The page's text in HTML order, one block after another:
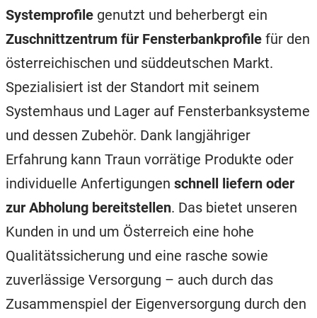
Systemprofile genutzt und beherbergt ein
Zuschnittzentrum für Fensterbankprofile für den
österreichischen und süddeutschen Markt.
Spezialisiert ist der Standort mit seinem
Systemhaus und Lager auf Fensterbanksysteme
und dessen Zubehör. Dank langjähriger
Erfahrung kann Traun vorrätige Produkte oder
individuelle Anfertigungen schnell liefern oder
zur Abholung bereitstellen. Das bietet unseren
Kunden in und um Österreich eine hohe
Qualitätssicherung und eine rasche sowie
zuverlässige Versorgung – auch durch das
Zusammenspiel der Eigenversorgung durch den